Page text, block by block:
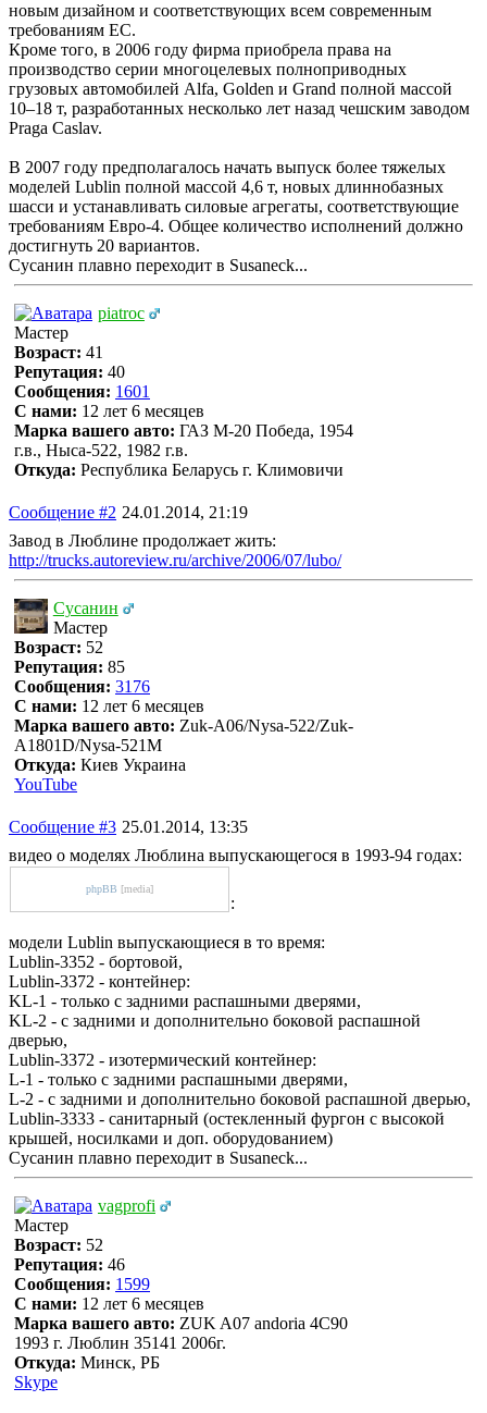
новым дизайном и соответствующих всем современным
требованиям ЕС.
Кроме того, в 2006 году фирма приобрела права на
производство серии многоцелевых полноприводных
грузовых автомобилей Alfa, Golden и Grand полной массой
10–18 т, разработанных несколько лет назад чешским заводом
Praga Caslav.
В 2007 году предполагалось начать выпуск более тяжелых
моделей Lublin полной массой 4,6 т, новых длиннобазных
шасси и устанавливать силовые агрегаты, соответствующие
требованиям Eврo-4. Общее количество исполнений должно
достигнуть 20 вариантов.
Сусанин плавно переходит в Susaneck...
piatroc
Мастер
Возраст: 41
Репутация: 40
Сообщения: 1601
С нами: 12 лет 6 месяцев
Марка вашего авто: ГАЗ М-20 Победа, 1954
г.в., Ныса-522, 1982 г.в.
Откуда: Республика Беларусь г. Климовичи
Сообщение #2 24.01.2014, 21:19
Завод в Люблине продолжает жить:
http://trucks.autoreview.ru/archive/2006/07/lubo/
Сусанин
Мастер
Возраст: 52
Репутация: 85
Сообщения: 3176
С нами: 12 лет 6 месяцев
Марка вашего авто: Zuk-A06/Nysa-522/Zuk-
A1801D/Nysa-521M
Откуда: Киев Украина
YouTube
Сообщение #3 25.01.2014, 13:35
видео о моделях Люблина выпускающегося в 1993-94 годах:
phpBB [media]
:
модели Lublin выпускающиеся в то время:
Lublin-3352 - бортовой,
Lublin-3372 - контейнер:
KL-1 - только с задними распашными дверями,
KL-2 - с задними и дополнительно боковой распашной
дверью,
Lublin-3372 - изотермический контейнер:
L-1 - только с задними распашными дверями,
L-2 - с задними и дополнительно боковой распашной дверью,
Lublin-3333 - санитарный (остекленный фургон с высокой
крышей, носилками и доп. оборудованием)
Сусанин плавно переходит в Susaneck...
vagprofi
Мастер
Возраст: 52
Репутация: 46
Сообщения: 1599
С нами: 12 лет 6 месяцев
Марка вашего авто: ZUK A07 andoria 4C90
1993 г. Люблин 35141 2006г.
Откуда: Минск, РБ
Skype